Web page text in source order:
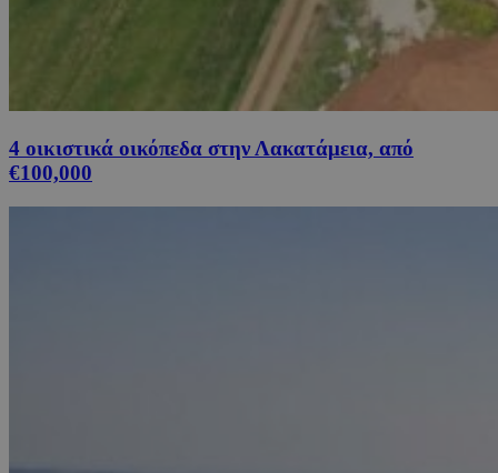
4 οικιστικά οικόπεδα στην Λακατάμεια, από
€100,000